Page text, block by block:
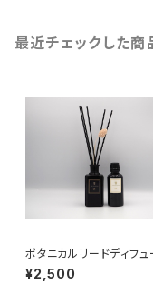
最近チェックした商
ボタニカルリードディフュ
04（リフィル）
¥2,500